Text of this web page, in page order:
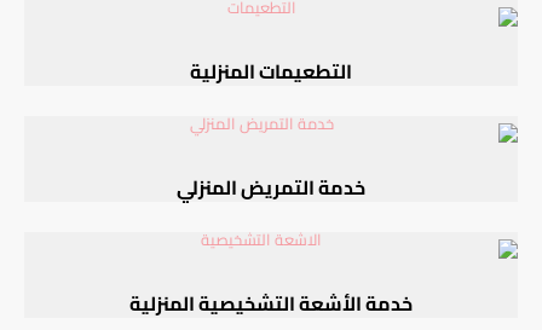
التطعيمات المنزلية
خدمة التمريض المنزلي
خدمة الأشعة التشخيصية المنزلية